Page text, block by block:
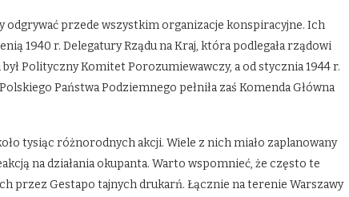
odgrywać przede wszystkim organizacje konspiracyjne. Ich
1940 r. Delegatury Rządu na Kraj, która podlegała rządowi
Polityczny Komitet Porozumiewawczy, a od stycznia 1944 r.
Państwa Podziemnego pełniła zaś Komenda Główna
tysiąc różnorodnych akcji. Wiele z nich miało zaplanowany
na działania okupanta. Warto wspomnieć, że często te
przez Gestapo tajnych drukarń. Łącznie na terenie Warszawy